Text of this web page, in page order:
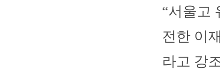
“서울고
전한 이
라고 강